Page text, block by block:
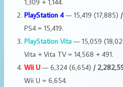
1,309 + 1,144.
PlayStation 4— 15,419 (17,885)
PS4 = 15,419.
PlayStation Vita — 15,059
Vita + Vita TV = 14,568 + 491.
Wii U — 6,324 (6,654) /
Wii U = 6,654.